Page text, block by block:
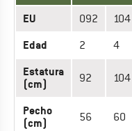
EU 092 104
Edad 2 4
Estatura
(cm)
92 104
Pecho
(cm)
56 60